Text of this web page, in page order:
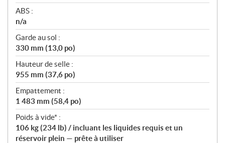
ABS :
n/a
Garde au sol :
330 mm (13,0 po)
Hauteur de selle :
955 mm (37,6 po)
Empattement :
1 483 mm (58,4 po)
Poids à vide* :
106 kg (234 lb) / incluant les liquides requis et un
réservoir plein — prête à utiliser